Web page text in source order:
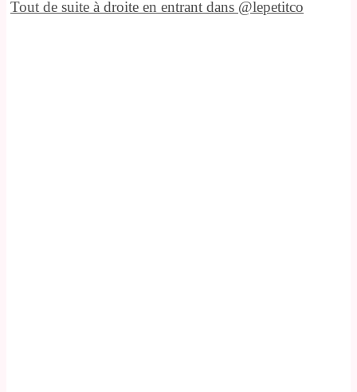
Tout de suite à droite en entrant dans @lepetitco